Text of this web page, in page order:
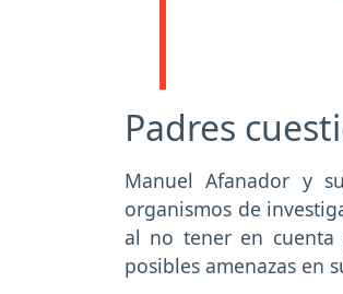
Padres
Manuel Afanador y
organismos de
al no tener en
posibles amenazas en